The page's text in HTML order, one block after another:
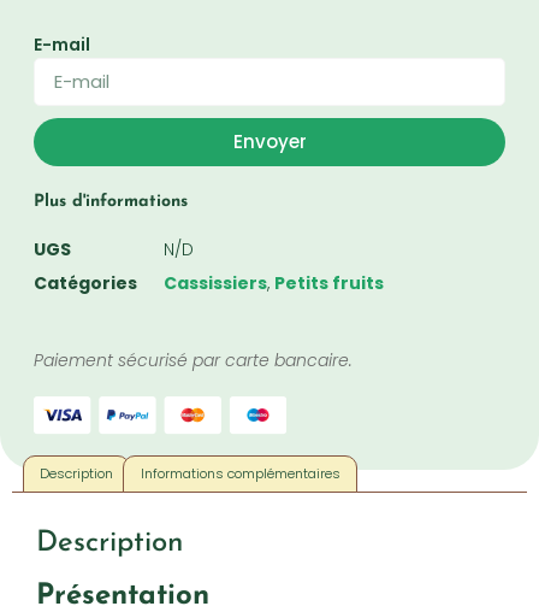
E-mail
Envoyer
Plus d'informations
UGS
N/D
Catégories
Cassissiers, Petits fruits
Paiement sécurisé par carte bancaire.
Description Informations complémentaires
Description
Présentation